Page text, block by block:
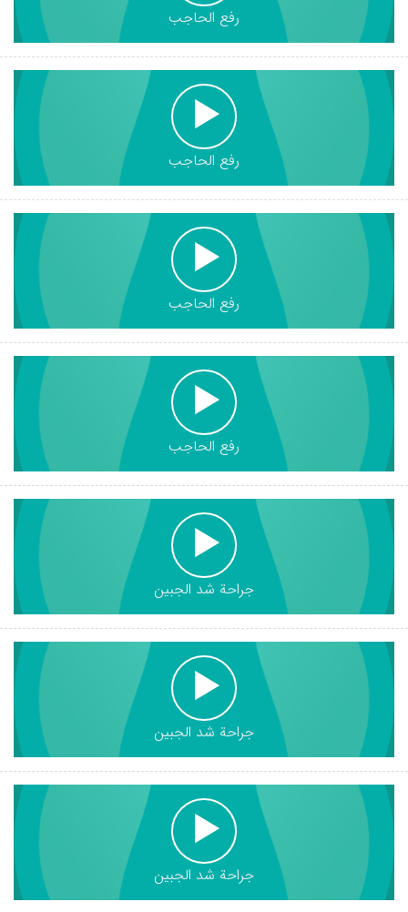
رفع الحاجب
رفع الحاجب
رفع الحاجب
رفع الحاجب
جراحة شد الجبين
جراحة شد الجبين
جراحة شد الجبين